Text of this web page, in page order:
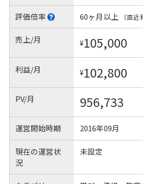
評価倍率 60ヶ月以上 （直近
売上/月 ¥105,000
利益/月 ¥102,800
PV/月 956,733
運営開始時期 2016年09月
現在の運営状
況
未設定